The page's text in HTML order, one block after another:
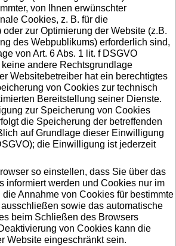
von Ihnen erwünschter
Cookies, z. B. für die
zur Optimierung der Website (z.B.
des Webpublikums) erforderlich sind,
von Art. 6 Abs. 1 lit. f DSGVO
andere Rechtsgrundlage
Websitebetreiber hat ein berechtigtes
von Cookies zur technisch
Bereitstellung seiner Dienste.
zur Speicherung von Cookies
die Speicherung der betreffenden
auf Grundlage dieser Einwilligung
die Einwilligung ist jederzeit
so einstellen, dass Sie über das
informiert werden und Cookies nur im
Annahme von Cookies für bestimmte
sowie das automatische
beim Schließen des Browsers
von Cookies kann die
Website eingeschränkt sein.